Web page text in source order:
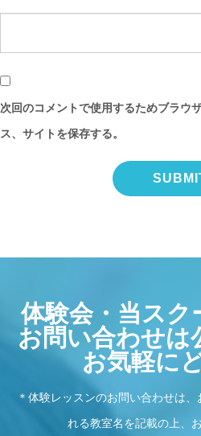
次回のコメントで使用するためブラウ
ス、サイトを保存する。
体験会・当スク
お問い合わせは
お気軽に
＊体験レッスンのお問い合わせは
れる教室名を記載の上、